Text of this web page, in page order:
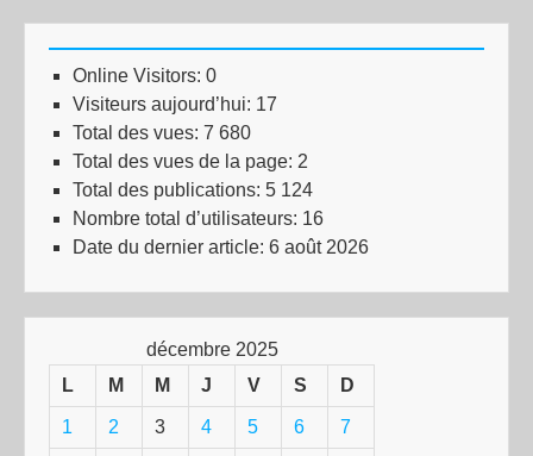
Online Visitors: 0
Visiteurs aujourd’hui: 17
Total des vues: 7 680
Total des vues de la page: 2
Total des publications: 5 124
Nombre total d’utilisateurs: 16
Date du dernier article: 6 août 2026
décembre 2025
L
M M J V S D
1 2 3 4 5 6 7